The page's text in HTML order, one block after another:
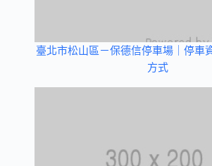
臺北市松山區－保德信停車場｜停車
方式